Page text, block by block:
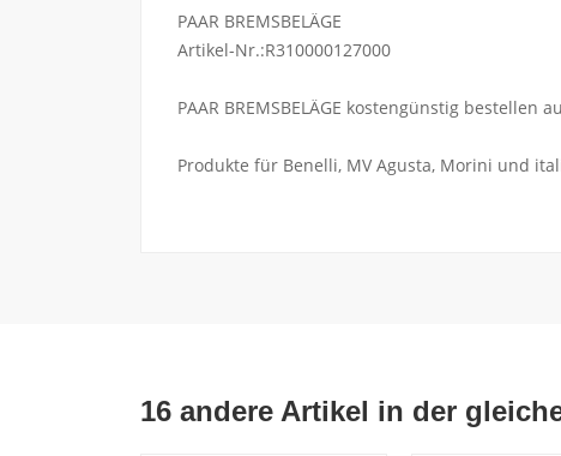
PAAR BREMSBELÄGE
Artikel-Nr.:R310000127000
PAAR BREMSBELÄGE kostengünstig
Produkte für Benelli, MV Agusta, Morini und
16 andere Artikel in der